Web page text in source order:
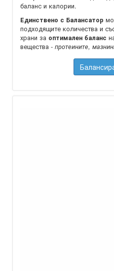
баланс и калории.
Единствено с Балансатор
подходящите количества и
храни за оптимален баланс
вещества - протеините,